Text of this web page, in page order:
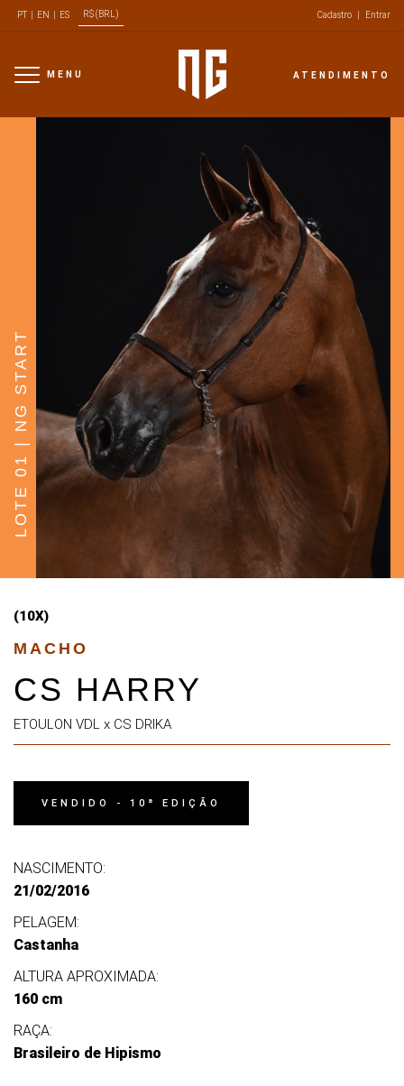
PT| EN ES R$ (BRL) Cadastro Entrar
ATENDIMENTO
MENU
LOTE 01 | NG START
(10X)
MACHO
CS HARRY
ETOULON VDL x CS DRIKA
VENDIDO - 10ª EDIÇÃO
NASCIMENTO:
21/02/2016
PELAGEM:
Castanha
ALTURA APROXIMADA:
160 cm
RAÇA:
Brasileiro de Hipismo